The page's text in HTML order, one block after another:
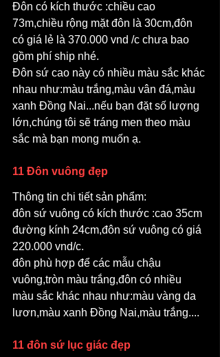
Đôn có kích thước :chiều cao
73m,chiều rộng mặt đôn là 30cm,đôn
có giá lẻ là 370.000 vnd /c chưa bao
gồm phí ship nhé.
Đôn sứ cao này có nhiều màu sắc khác
nhau như:màu trắng,màu vân đá,màu
xanh Đồng Nai...nếu bạn đặt số lượng
lớn,chúng tôi sẽ tráng men theo màu
sắc mà bạn mong muốn ạ.
11 Đôn vuông đẹp
Thông tin chi tiết sản phẩm:
đôn sứ vuông có kích thước :cao 35cm
đường kính 24cm,đôn sứ vuông có giá
220.000 vnd/c.
đôn phù hợp để các mẫu chậu
vuông,tròn màu trắng,đôn có nhiều
màu sắc khác nhau như:màu vàng da
lươn,màu xanh Đồng Nai,màu trắng....
11 đôn sứ lục giác đẹp